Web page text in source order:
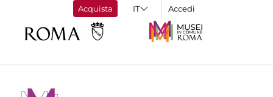
Acquista Accedi